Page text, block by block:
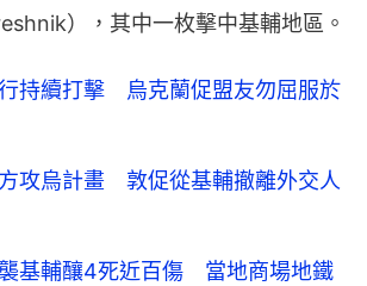
），其中一枚擊中基輔地區。
持續打擊 烏克蘭促盟友勿屈服於
攻烏計畫 敦促從基輔撤離外交人
基輔釀4死近百傷 當地商場地鐵